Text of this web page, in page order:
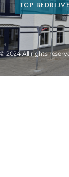
TOP
© 2024 All rights